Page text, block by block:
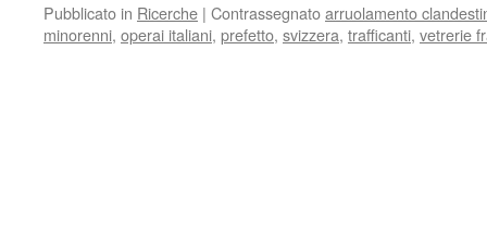
Pubblicato in Ricerche | Contrassegnatoarruolamento
minorenni, operai italiani, prefetto, svizzera, trafficanti, vetrerie